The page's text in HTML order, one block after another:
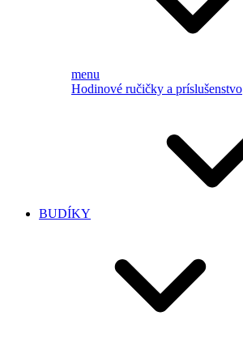
menu
Hodinové ručičky a príslušenstvo
BUDÍKY